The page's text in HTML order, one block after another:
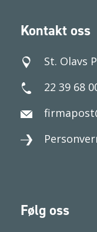
Kontakt oss
St. Olavs
22 39 68
Følg oss